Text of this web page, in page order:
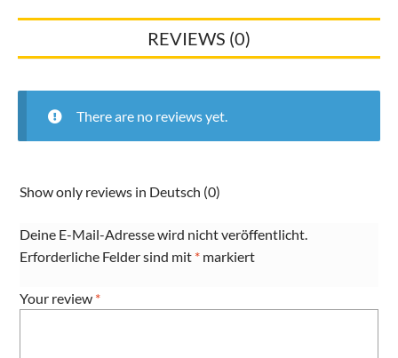
kurz
21900301
quantity
REVIEWS (0)
There are no reviews yet.
Show only reviews in Deutsch (0)
Deine E-Mail-Adresse wird nicht veröffentlicht.
Erforderliche Felder sind mit * markiert
Your review *